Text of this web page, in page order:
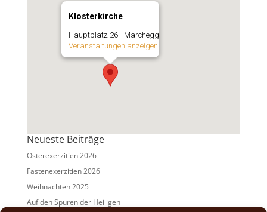
Klosterkirche
Hauptplatz 26 - Marchegg
Veranstaltungen anzeigen
Neueste Beiträge
Osterexerzitien 2026
Fastenexerzitien 2026
Weihnachten 2025
Auf den Spuren der Heiligen